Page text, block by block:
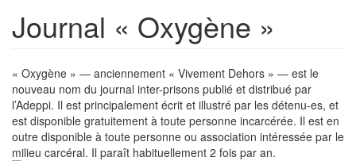
Journal « Oxygène »
« Oxygène » ― anciennement « Vivement Dehors » ― est le
nouveau nom du journal inter-prisons publié et distribué par
l’Adeppi. Il est principalement écrit et illustré par les détenu-es, et
est disponible gratuitement à toute personne incarcérée. Il est en
outre disponible à toute personne ou association intéressée par le
milieu carcéral. Il paraît habituellement 2 fois par an.